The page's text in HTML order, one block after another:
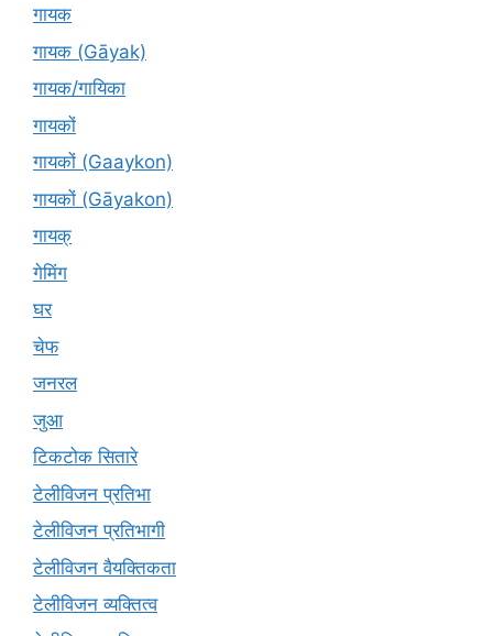
गायक
गायक (Gāyak)
गायक/गायिका
गायकों
गायकों (Gaaykon)
गायकों (Gāyakon)
गायक्
गेमिंग
घर
चेफ
जनरल
जुआ
टिकटोक सितारे
टेलीविजन प्रतिभा
टेलीविजन प्रतिभागी
टेलीविजन वैयक्तिकता
टेलीविजन व्यक्तित्व